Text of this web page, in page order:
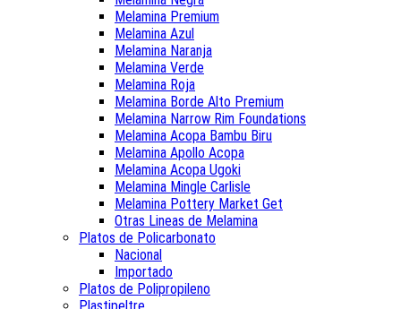
Melamina Premium
Melamina Azul
Melamina Naranja
Melamina Verde
Melamina Roja
Melamina Borde Alto Premium
Melamina Narrow Rim Foundations
Melamina Acopa Bambu Biru
Melamina Apollo Acopa
Melamina Acopa Ugoki
Melamina Mingle Carlisle
Melamina Pottery Market Get
Otras Lineas de Melamina
Platos de Policarbonato
Nacional
Importado
Platos de Polipropileno